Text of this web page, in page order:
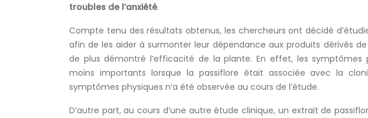
troubles de l’anxiété.
Compte tenu des résultats obtenus, les chercheurs ont décidé
afin de les aider à surmonter leur dépendance aux produits dérivés
de plus démontré l’efficacité de la plante. En effet, les symptômes
moins importants lorsque la passiflore était associée avec la
symptômes physiques n’a été observée au cours de l’étude.
D’autre part, au cours d’une autre étude clinique, un extrait de